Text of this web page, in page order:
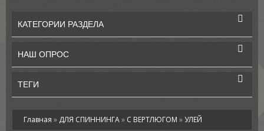
КАТЕГОРИИ РАЗДЕЛА
НАШ ОПРОС
ТЕГИ
Главная » ДЛЯ СПИННИНГА » С ВЕРТЛЮГОМ »УЛЕЙ